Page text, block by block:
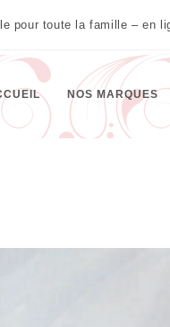
pour toute la famille – en
NOS MARQUES